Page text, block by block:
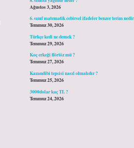
Ağustos 3, 2026
6. sınıf matematik cebirsel ifadeler benzer terim
Temmuz 30, 2026
Türkçe kedi ne demek ?
Temmuz 29, 2026
Koç erkeği flörtöz mü ?
Temmuz 27, 2026
Kazandibi tepsisi nasıl olmalıdır ?
Temmuz 25, 2026
3000dolar kaç TL ?
Temmuz 24, 2026